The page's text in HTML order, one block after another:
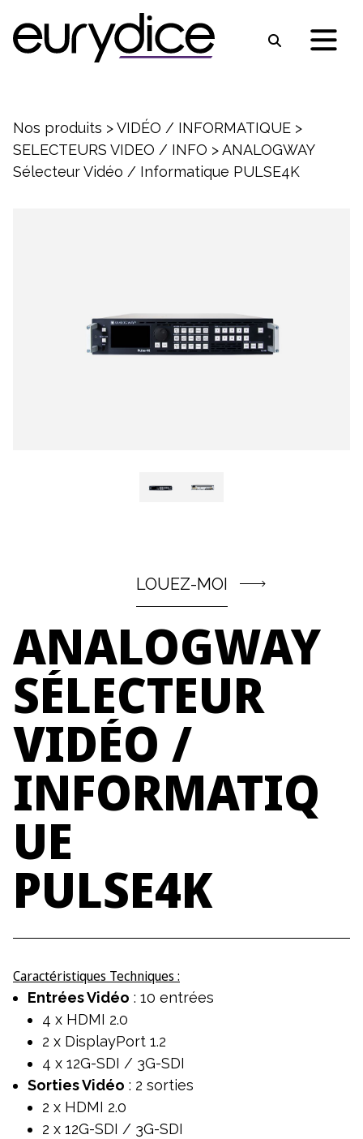
Nos produits >VIDÉO / INFORMATIQUE >
SELECTEURS VIDEO / INFO >ANALOGWAY
Sélecteur Vidéo / Informatique PULSE4K
LOUEZ-MOI
ANALOGWAY
SÉLECTEUR
VIDÉO /
INFORMATIQ
UE
PULSE4K
Caractéristiques Techniques :
Entrées Vidéo : 10 entrées
4 x HDMI 2.0
2 x DisplayPort 1.2
4 x 12G-SDI / 3G-SDI
Sorties Vidéo : 2 sorties
2 x HDMI 2.0
2 x 12G-SDI / 3G-SDI